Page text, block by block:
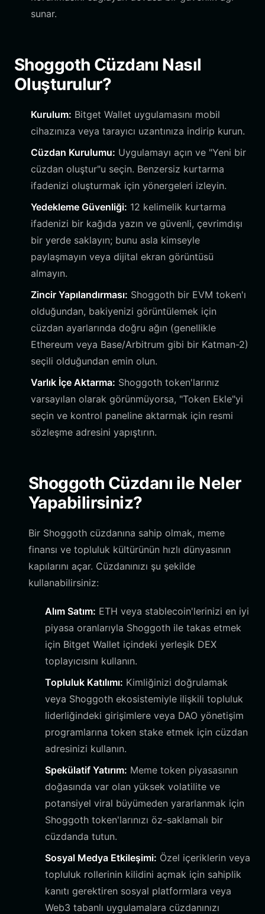
sunar.
Shoggoth Cüzdanı Nasıl
Oluşturulur?
Kurulum: Bitget Wallet uygulamasını mobil
cihazınıza veya tarayıcı uzantınıza indirip kurun.
Cüzdan Kurulumu: Uygulamayı açın ve "Yeni bir
cüzdan oluştur"u seçin. Benzersiz kurtarma
ifadenizi oluşturmak için yönergeleri izleyin.
Yedekleme Güvenliği: 12 kelimelik kurtarma
ifadenizi bir kağıda yazın ve güvenli, çevrimdışı
bir yerde saklayın; bunu asla kimseyle
paylaşmayın veya dijital ekran görüntüsü
almayın.
Zincir Yapılandırması: Shoggoth bir EVM token'ı
olduğundan, bakiyenizi görüntülemek için
cüzdan ayarlarında doğru ağın (genellikle
Ethereum veya Base/Arbitrum gibi bir Katman-2)
seçili olduğundan emin olun.
Varlık İçe Aktarma: Shoggoth token'larınız
varsayılan olarak görünmüyorsa, "Token Ekle"yi
seçin ve kontrol paneline aktarmak için resmi
sözleşme adresini yapıştırın.
Shoggoth Cüzdanı ile Neler
Yapabilirsiniz?
Bir Shoggoth cüzdanına sahip olmak, meme
finansı ve topluluk kültürünün hızlı dünyasının
kapılarını açar. Cüzdanınızı şu şekilde
kullanabilirsiniz:
Alım Satım: ETH veya stablecoin'lerinizi en iyi
piyasa oranlarıyla Shoggoth ile takas etmek
için Bitget Wallet içindeki yerleşik DEX
toplayıcısını kullanın.
Topluluk Katılımı: Kimliğinizi doğrulamak
veya Shoggoth ekosistemiyle ilişkili topluluk
liderliğindeki girişimlere veya DAO yönetişim
programlarına token stake etmek için cüzdan
adresinizi kullanın.
Spekülatif Yatırım: Meme token piyasasının
doğasında var olan yüksek volatilite ve
potansiyel viral büyümeden yararlanmak için
Shoggoth token'larınızı öz-saklamalı bir
cüzdanda tutun.
Sosyal Medya Etkileşimi: Özel içeriklerin veya
topluluk rollerinin kilidini açmak için sahiplik
kanıtı gerektiren sosyal platformlara veya
Web3 tabanlı uygulamalara cüzdanınızı